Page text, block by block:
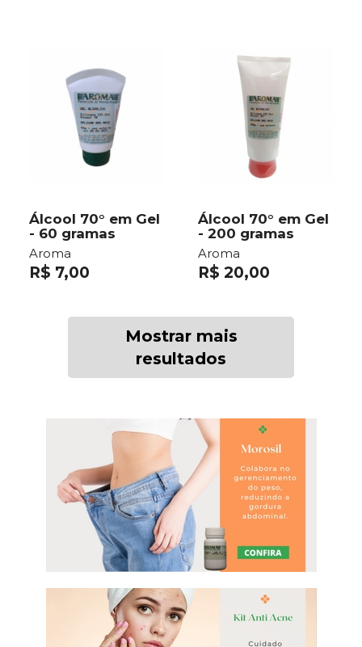
Álcool 70° em Gel
- 60 gramas
Aroma
R$ 7,00
Álcool 70° em Gel
- 200 gramas
Aroma
R$ 20,00
Mostrar mais
resultados